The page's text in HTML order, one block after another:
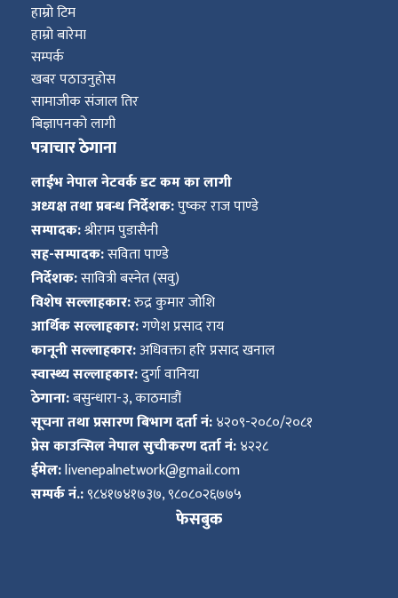
हाम्रो टिम
हाम्रो बारेमा
सम्पर्क
खबर पठाउनुहोस
सामाजीक संजाल तिर
बिज्ञापनको लागी
पत्राचार ठेगाना
लाईभ नेपाल नेटवर्क डट कम का लागी
अध्यक्ष तथा प्रबन्ध निर्देशक:पुष्कर राज पाण्डे
सम्पादक:श्रीराम पुडासैनी
सह-सम्पादक:सविता पाण्डे
निर्देशक:सावित्री बस्नेत (सवु)
विशेष सल्लाहकार:रुद्र कुमार जोशि
आर्थिक सल्लाहकार:गणेश प्रसाद राय
कानूनी सल्लाहकार:अधिवक्ता हरि प्रसाद खनाल
स्वास्थ्य सल्लाहकार:दुर्गा वानिया
ठेगाना:बसुन्धारा-३, काठमाडौं
सूचना तथा प्रसारण बिभाग दर्ता नं:४२०९-२०८०/२०८१
प्रेस काउन्सिल नेपाल सुचीकरण दर्ता नं:४२२८
ईमेल:livenepalnetwork@gmail.com
सम्पर्क नं.:९८४१७४१७३७, ९८०८०२६७७५
फेसबुक